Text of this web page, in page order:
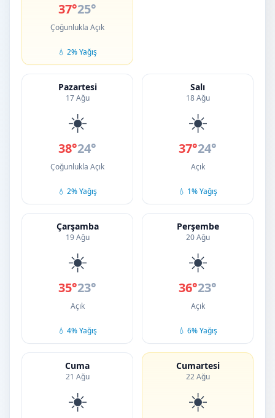
37°25°
Çoğunlukla Açık
💧 2% Yağış
Pazartesi
17 Ağu
☀️
38°24°
Çoğunlukla Açık
💧 2% Yağış
Salı
18 Ağu
☀️
37°24°
Açık
💧 1% Yağış
Çarşamba
19 Ağu
☀️
35°23°
Açık
💧 4% Yağış
Perşembe
20 Ağu
☀️
36°23°
Açık
💧 6% Yağış
Cuma
21 Ağu
☀️
Cumartesi
22 Ağu
☀️